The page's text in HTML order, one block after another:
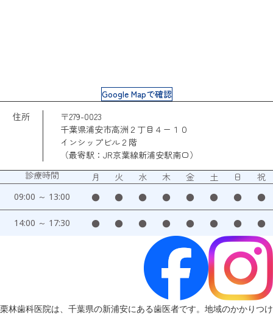
Google Mapで確認
住所
〒279-0023
千葉県浦安市高洲２丁目４ー１０
インシップビル２階
（最寄駅：JR京葉線新浦安駅南口）
診療時間
月 火 水 木 金 土 日 祝
09:00 ～ 13:00 ● ● ● ● ● ● ● ●
14:00 ～ 17:30 ● ● ● ● ● ● ● ●
栗林歯科医院は、千葉県の新浦安にある歯医者です。地域のかかりつけ